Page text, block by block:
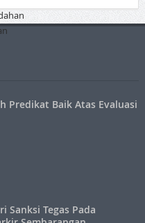
Predikat Baik Atas Evaluasi
Sanksi Tegas Pada